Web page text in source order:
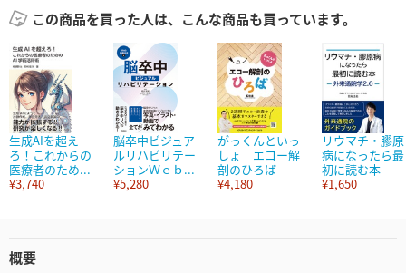
この商品を買った人は、こんな商品も買っています。
生成AIを超え
ろ！これからの
医療者のため...
¥3,740
脳卒中ビジュア
ルリハビリテー
ションＷｅｂ...
¥5,280
がっくんといっ
しょ エコー解
剖のひろば
¥4,180
リウマチ・膠原
病になったら最
初に読む本
¥1,650
概要